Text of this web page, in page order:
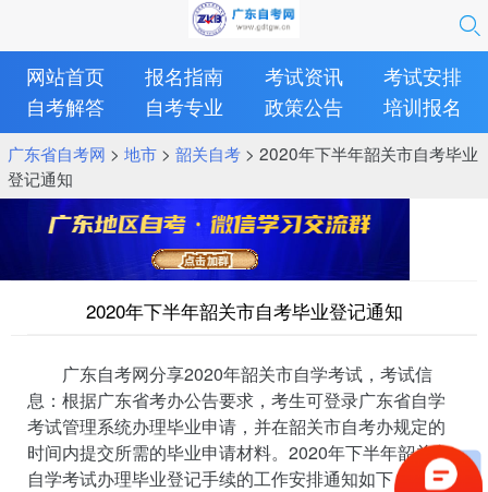
网站首页 报名指南 考试资讯
考试安排
自考解答
自考专业 政策公告 培训报名
广东省自考网 > 地市> 韶关自考> 2020年下半年韶关市自考毕业
登记通知
2020年下半年韶关市自考毕业登记通知
广东自考网分享2020年韶关市自学考试，考试信
息：根据广东省考办公告要求，考生可登录广东省自学
考试管理系统办理毕业申请，并在韶关市自考办规定的
时间内提交所需的毕业申请材料。2020年下半年韶关市
自学考试办理毕业登记手续的工作安排通知如下：